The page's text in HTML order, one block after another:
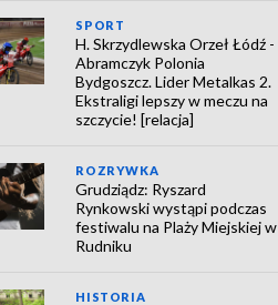
SPORT
H. Skrzydlewska Orzeł Łódź -
Abramczyk Polonia
Bydgoszcz. Lider Metalkas 2.
Ekstraligi lepszy w meczu na
szczycie! [relacja]
ROZRYWKA
Grudziądz: Ryszard
Rynkowski wystąpi podczas
festiwalu na Plaży Miejskiej w
Rudniku
HISTORIA